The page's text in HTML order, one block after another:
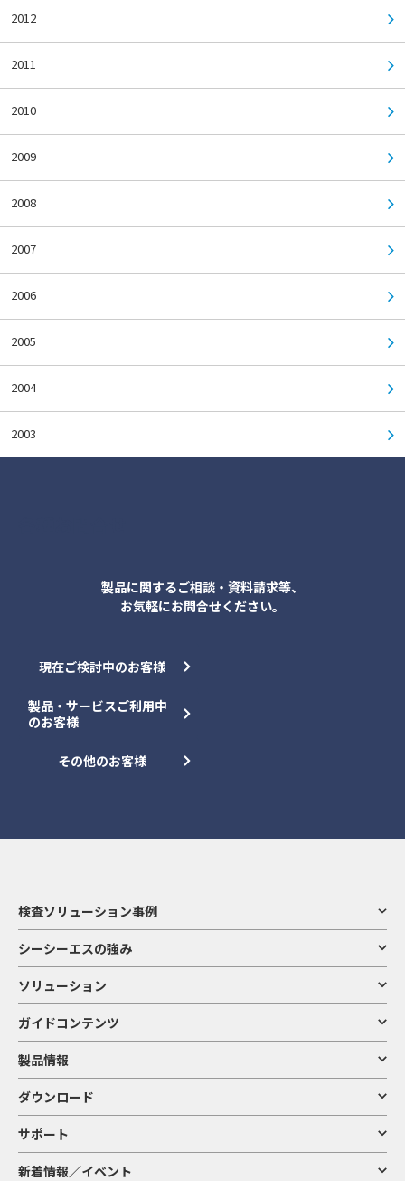
2012
2011
2010
2009
2008
2007
2006
2005
2004
2003
製品に関するご相談・資料請求等、
お気軽にお問合せください。
現在ご検討中のお客様
製品・サービスご利用中
のお客様
その他のお客様
検査ソリューション事例
シーシーエスの強み
ソリューション
ガイドコンテンツ
製品情報
ダウンロード
サポート
新着情報／イベント